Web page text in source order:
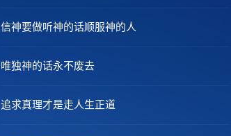
信神要做听神的话顺服神的人
唯独神的话永不废去
追求真理才是走人生正道